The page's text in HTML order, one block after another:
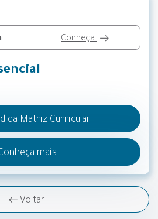
Conheça
da Matriz Curricular
mais
Voltar